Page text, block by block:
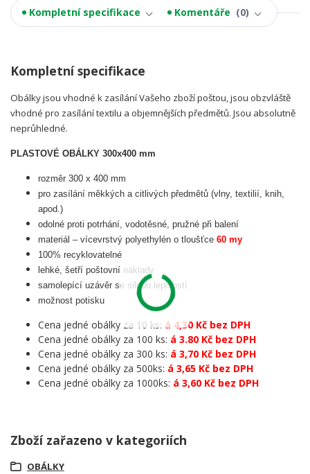
Kompletní specifikace Komentáře 0
Kompletní specifikace
Obálky jsou vhodné k zasílání Vašeho zboží poštou, jsou obzvláště
vhodné pro zasílání textilu a objemnějších předmětů. Jsou absolutně
neprůhledné.
PLASTOVÉ OBÁLKY 300x400 mm
rozměr 300 x 400 mm
pro zasílání měkkých a citlivých předmětů (vlny, textilií, knih,
apod.)
odolné proti potrhání, vodotěsné, pružné při balení
materiál – vícevrstvý polyethylén o tloušťce 60 my
100% recyklovatelné
lehké, šetří poštovní náklady
samolepící uzávěr se silnou lepivostí
možnost potisku
Cena jedné obálky za 10 ks: á 4,30 Kč bez DPH
Cena jedné obálky za 100 ks: á 3.80 Kč bez DPH
Cena jedné obálky za 300 ks: á 3,70 Kč bez DPH
Cena jedné obálky za 500ks: á 3,65 Kč bez DPH
Cena jedné obálky za 1000ks: á 3,60 Kč bez DPH
Zboží zařazeno v kategoriích
OBÁLKY